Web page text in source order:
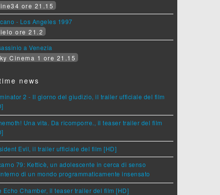
ore 21.15
- Los Angeles 1997
ore 21.2
a Venezia
Cinema 1 ore 21.15
news
2 - Il giorno del giudizio, il trailer ufficiale del film
Una vita. Da ricomporre., il teaser trailer del film
Evil, il trailer ufficiale del film [HD]
79: Ketticè, un adolescente in cerca di senso
di un mondo programmaticamente insensato
Echo Chamber, il teaser trailer del film [HD]